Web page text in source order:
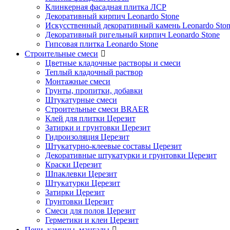
Клинкерная фасадная плитка ЛСР
Декоративный кирпич Leonardo Stone
Искусственный декоративный камень Leonardo
Декоративный ригельный кирпич Leonardo Stone
Гипсовая плитка Leonardo Stone
Строительные смеси
Цветные кладочные растворы и смеси
Теплый кладочный раствор
Монтажные смеси
Грунты, пропитки, добавки
Штукатурные смеси
Строительные смеси BRAER
Клей для плитки Церезит
Затирки и грунтовки Церезит
Гидроизоляция Церезит
Штукатурно-клеевые составы Церезит
Декоративные штукатурки и грунтовки Церезит
Краски Церезит
Шпаклевки Церезит
Штукатурки Церезит
Затирки Церезит
Грунтовки Церезит
Смеси для полов Церезит
Герметики и клеи Церезит